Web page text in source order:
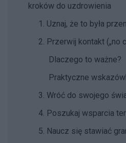
kroków do uzdrowienia
1. Uznaj, że to była
2. Przerwij kontakt („no
Dlaczego to ważne?
Praktyczne
3. Wróć do swojego
4. Poszukaj wsparcia
5. Naucz się stawiać